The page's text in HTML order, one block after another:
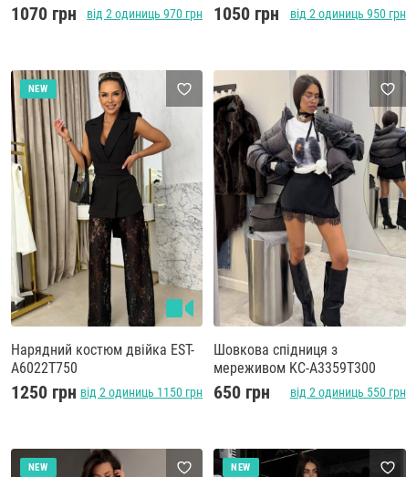
1070 грн від 2 одиниць 970 грн 1050 грн від 2 одиниць 950 грн
NEW
Нарядний костюм двійка EST-
A6022T750
1250 грн від 2 одиниць 1150 грн
Шовкова спідниця з
мереживом KC-A3359T300
650 грн від 2 одиниць 550 грн
NEW NEW